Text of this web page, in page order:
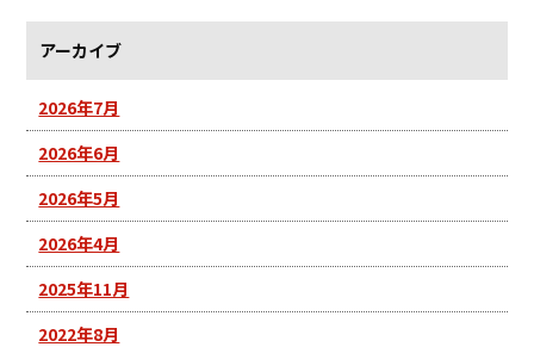
アーカイブ
2026年7月
2026年6月
2026年5月
2026年4月
2025年11月
2022年8月